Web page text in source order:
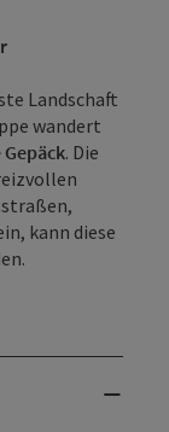
Landschaft
wandert
. Die
kann diese